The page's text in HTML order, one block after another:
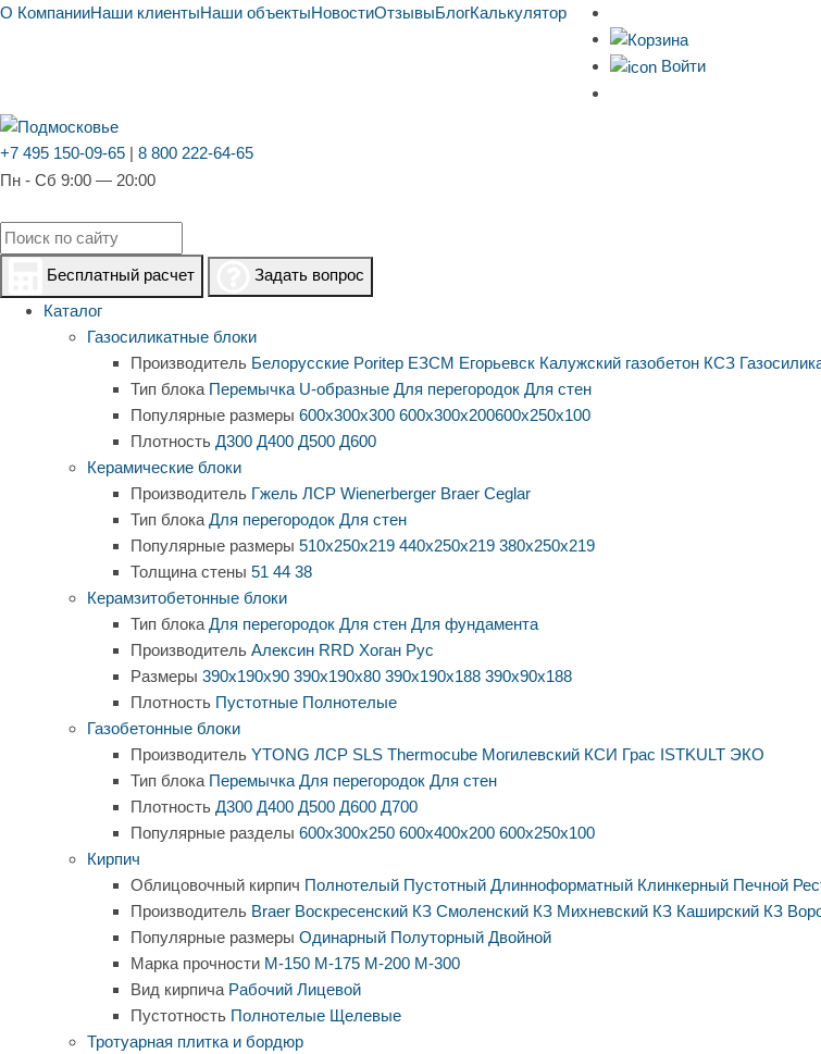
О КомпанииНаши клиентыНаши объектыНовостиОтзывыБлогКалькулятор
Войти
+7 495 150-09-65 | 8 800 222-64-65
Пн - Сб 9:00 — 20:00
Бесплатный расчет
Задать вопрос
Каталог
Газосиликатные блоки
Производитель Белорусские Poritep ЕЗСМ Егорьевск Калужский газобетон КСЗ
Тип блока Перемычка U-образные Для перегородок Для стен
Популярные размеры 600х300х300 600х300х200600х250х100
Плотность Д300 Д400 Д500 Д600
Керамические блоки
Производитель Гжель ЛСР Wienerberger Braer Ceglar
Тип блока Для перегородок Для стен
Популярные размеры 510х250х219 440х250х219 380х250х219
Толщина стены 51 44 38
Керамзитобетонные блоки
Тип блока Для перегородок Для стен Для фундамента
Производитель Алексин RRD Хоган Рус
Размеры 390х190х90 390х190х80 390х190х188 390х90х188
Плотность Пустотные Полнотелые
Газобетонные блоки
Производитель YTONG ЛСР SLS Thermocube Могилевский КСИ Грас ISTKULT ЭКО
Тип блока Перемычка Для перегородок Для стен
Плотность Д300 Д400 Д500 Д600 Д700
Популярные разделы 600х300х250 600х400х200 600х250х100
Кирпич
Облицовочный кирпич Полнотелый Пустотный Длинноформатный Клинкерный Печной
Производитель Braer Воскресенский КЗ Смоленский КЗ Михневский КЗ Каширский КЗ
Популярные размеры Одинарный Полуторный Двойной
Марка прочности М-150 М-175 М-200 М-300
Вид кирпича Рабочий Лицевой
Пустотность Полнотелые Щелевые
Тротуарная плитка и бордюр